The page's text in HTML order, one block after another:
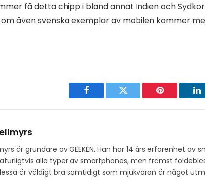
få detta chipp i bland annat Indien och
även svenska exemplar av mobilen kommer
Facebook Twitter Pinterest
är grundare av GEEKEN. Han har 14 års erfarenhet av
alla typer av smartphones, men främst
är väldigt bra samtidigt som mjukvaran är något